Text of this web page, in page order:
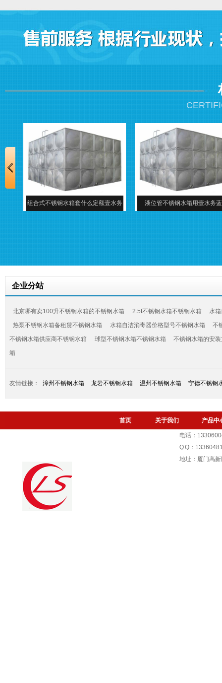
组合式不锈钢水箱套什么定额壹水务 液位管不锈钢水箱用壹水务
企业分站
北京哪有卖100升不锈钢水箱的不锈钢水箱 2.5t不锈钢水箱不锈钢水箱
水
热泵不锈钢水箱备租赁不锈钢水箱
水箱自洁消毒器价格型号不锈钢水箱
不
不锈钢水箱供应商不锈钢水箱
球型不锈钢水箱不锈钢水箱
不锈钢水箱的安
箱
友情链接： 漳州不锈钢水箱 龙岩不锈钢水箱 温州不锈钢水箱 宁德不锈钢
首页 关于我们 产品中
电话：
Q Q：
地址：厦门高